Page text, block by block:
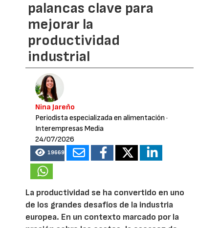
palancas clave para
mejorar la
productividad
industrial
Nina Jareño
Periodista especializada en alimentación ·
Interempresas Media
24/07/2026
19669
La productividad se ha convertido en uno
de los grandes desafíos de la industria
europea. En un contexto marcado por la